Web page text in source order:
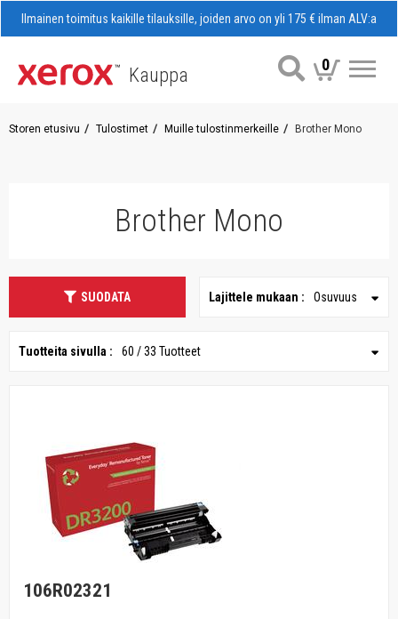
Ilmainen toimitus kaikille tilauksille, joiden arvo on yli 175 € ilman ALV:a
Kauppa 0
Storen etusivu Tulostimet Muille tulostinmerkeille Brother Mono
Brother Mono
SUODATA Lajittele mukaan : Osuvuus
Tuotteita sivulla : 60 / 33 Tuotteet
106R02321